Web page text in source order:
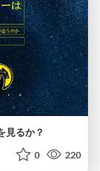
見るか？
0 220